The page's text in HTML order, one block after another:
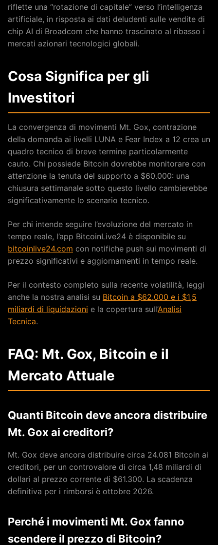
riflette una “rotazione di capitale” verso l’intelligenza
artificiale, in risposta ai dati deludenti sulle vendite di
chip AI di Broadcom che hanno trascinato al ribasso i
mercati azionari tecnologici globali.
Cosa Significa per gli
Investitori
La convergenza di movimenti Mt. Gox, contrazione
della domanda ai livelli LUNA e Fear Index a 12 crea un
quadro tecnico di breve termine particolarmente
cauto. Chi possiede Bitcoin dovrebbe monitorare con
attenzione la tenuta del supporto a $60.000: una
chiusura settimanale sotto questo livello cambierebbe
significativamente lo scenario tecnico.
Per chi intende seguire l’evoluzione del mercato in
tempo reale, l’app BitcoinLive24 è disponibile su
bitcoinlive24.com con notifiche push sui movimenti di
prezzo significativi e aggiornamenti in tempo reale.
Per il contesto completo sulla recente volatilità, leggi
anche la nostra analisi su Bitcoin a $62.000 e i $1,5
miliardi di liquidazioni e la copertura sull’Analisi
Tecnica.
FAQ: Mt. Gox, Bitcoin e il
Mercato Attuale
Quanti Bitcoin deve ancora distribuire
Mt. Gox ai creditori?
Mt. Gox deve ancora distribuire circa 24.081 Bitcoin ai
creditori, per un controvalore di circa 1,48 miliardi di
dollari al prezzo corrente di $61.300. La scadenza
definitiva per i rimborsi è ottobre 2026.
Perché i movimenti Mt. Gox fanno
scendere il prezzo di Bitcoin?